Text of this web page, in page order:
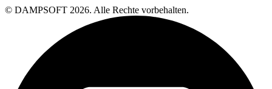
© DAMPSOFT 2026. Alle Rechte vorbehalten.